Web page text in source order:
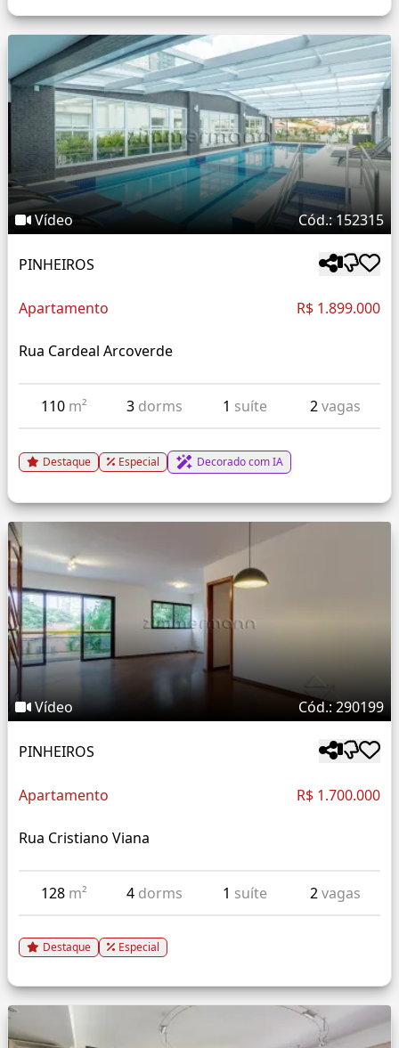
Vídeo Cód.: 152315
PINHEIROS
Apartamento R$ 1.899.000
Rua Cardeal Arcoverde
110 m² 3 dorms 1 suíte 2vagas
Destaque Especial Decorado com IA
Vídeo Cód.: 290199
PINHEIROS
Apartamento R$ 1.700.000
Rua Cristiano Viana
128 m² 4 dorms 1 suíte 2vagas
Destaque Especial